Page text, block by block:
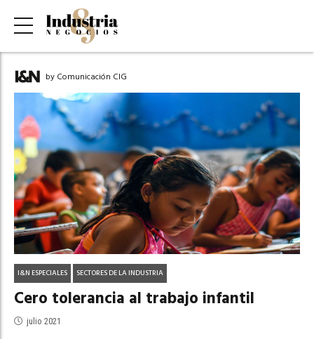
by Comunicación CIG
I&N ESPECIALES SECTORES DE LA INDUSTRIA
Cero tolerancia al trabajo infantil
julio 2021